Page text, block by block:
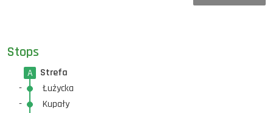
Stops
A
Strefa
-
Łużycka
-
Kupały